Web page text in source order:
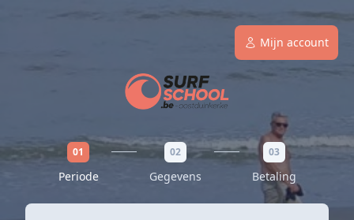
Mijn account
01
Periode
02
Gegevens
03
Betaling